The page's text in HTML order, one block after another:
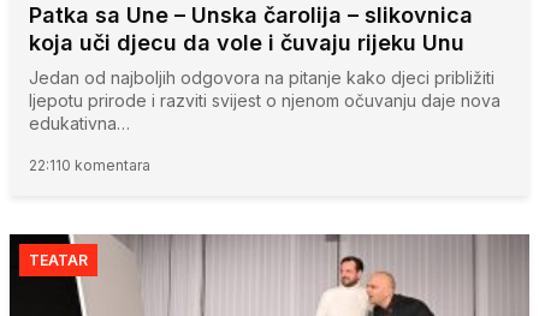
Patka sa Une – Unska čarolija – slikovnica
koja uči djecu da vole i čuvaju rijeku Unu
Jedan od najboljih odgovora na pitanje kako djeci približiti
ljepotu prirode i razviti svijest o njenom očuvanju daje nova
edukativna…
22:110 komentara
TEATAR